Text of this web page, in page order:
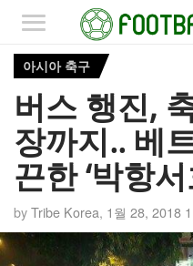
아시아 축구
버스 행진,
장까지.. 베
끈한 ‘박항
byTribe Korea, 1월 28, 2018